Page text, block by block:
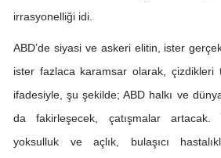
irrasyonelliği idi.
ABD’de siyasi ve askeri elitin, ister
ister fazlaca karamsar olarak, çizdikleri
ifadesiyle, şu şekilde; ABD halkı ve
da fakirleşecek, çatışmalar artacak.
yoksulluk ve açlık, bulaşıcı